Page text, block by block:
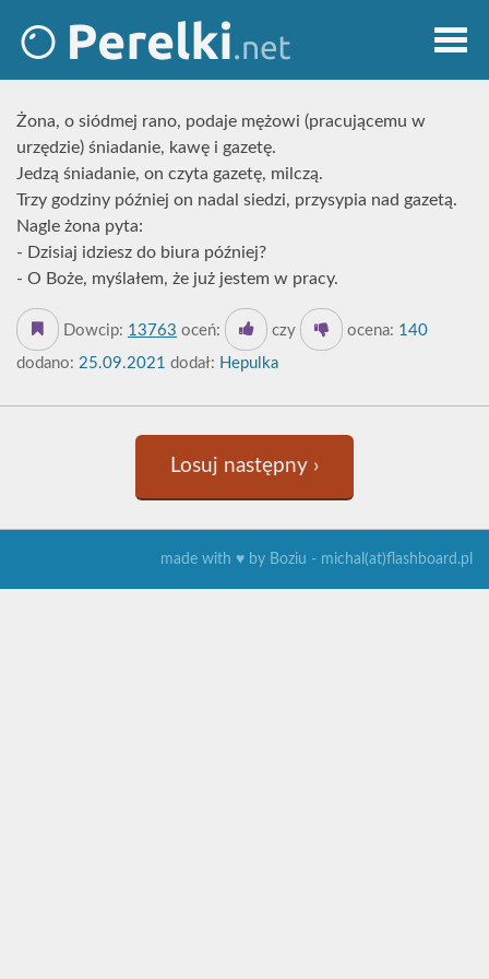
Żona, o siódmej rano, podaje mężowi (pracującemu w
urzędzie) śniadanie, kawę i gazetę.
Jedzą śniadanie, on czyta gazetę, milczą.
Trzy godziny później on nadal siedzi, przysypia nad gazetą.
Nagle żona pyta:
- Dzisiaj idziesz do biura później?
- O Boże, myślałem, że już jestem w pracy.
Dowcip: 13763 oceń: czy ocena: 140
dodano: 25.09.2021 dodał: Hepulka
Losuj następny ›
made with ♥ by Boziu - michal(at)flashboard.pl